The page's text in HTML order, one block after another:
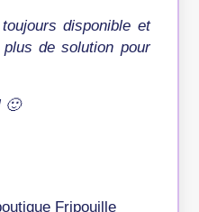
disponible et
de solution pour
🙂
Fripouille